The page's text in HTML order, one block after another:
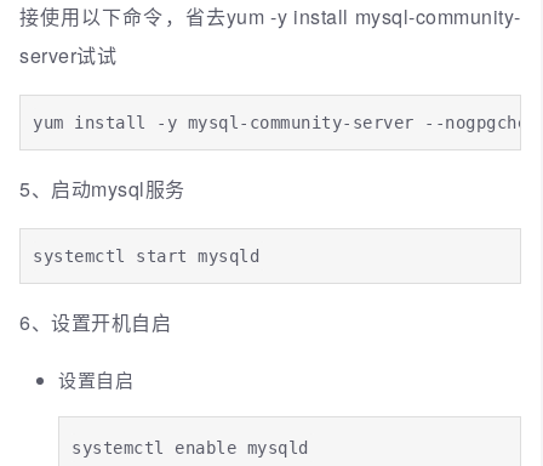
接使用以下命令，省去yum -y install mysql-community-
server试试
yum install -y mysql-community-server --
5、启动mysql服务
systemctl start mysqld
6、设置开机自启
设置自启
systemctl enable mysqld